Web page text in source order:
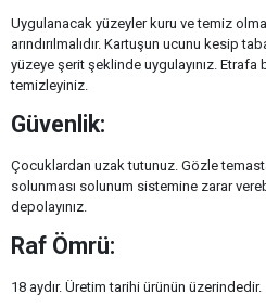
Uygulanacak yüzeyler kuru ve temiz
arındırılmalıdır. Kartuşun ucunu kesip
yüzeye şerit şeklinde uygulayınız.
temizleyiniz.
Güvenlik:
Çocuklardan uzak tutunuz. Gözle
solunması solunum sistemine zarar
depolayınız.
Raf Ömrü:
18 aydır. Üretim tarihi ürünün üzerindedir.